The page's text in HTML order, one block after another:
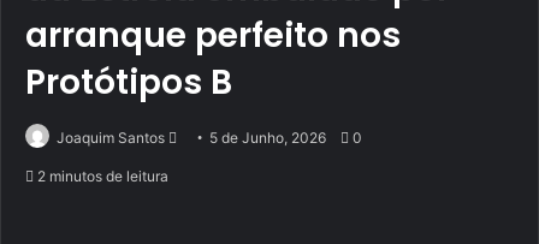
arranque perfeito nos
Protótipos B
Joaquim Santos
Send 5 de Junho, 2026 0
2 minutos de leitura